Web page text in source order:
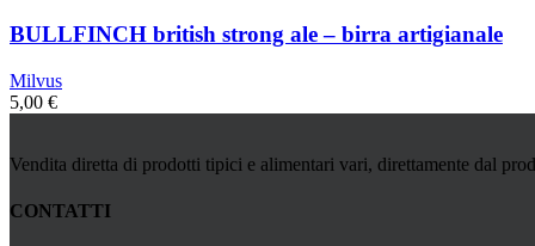
BULLFINCH british strong ale – birra artigianale
Milvus
5,00 €
Vendita diretta di prodotti tipici e alimentari vari, direttamente dal
CONTATTI